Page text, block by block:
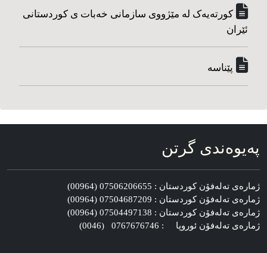
کورته‌یه‌ک له مێژووی سازمانی خه‌بات ی کوردستانی
ئێران
پێناسه‌
په‌یوه‌ندی گرتن
ژماره‌ی ته‌له‌فۆن کوردستان : 07506206655 (00964)
ژماره‌ی ته‌له‌فۆن کوردستان : 07504687209 (00964)
ژماره‌ی ته‌له‌فۆن کوردستان : 07504497138 (00964)
ژماره‌ی ته‌له‌فۆن ئوروپا : 0767676746 (0046)